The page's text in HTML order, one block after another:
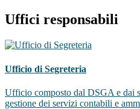
Uffici responsabili
Ufficio di Segreteria
Ufficio composto dal DSGA e dai
gestione dei servizi contabili e